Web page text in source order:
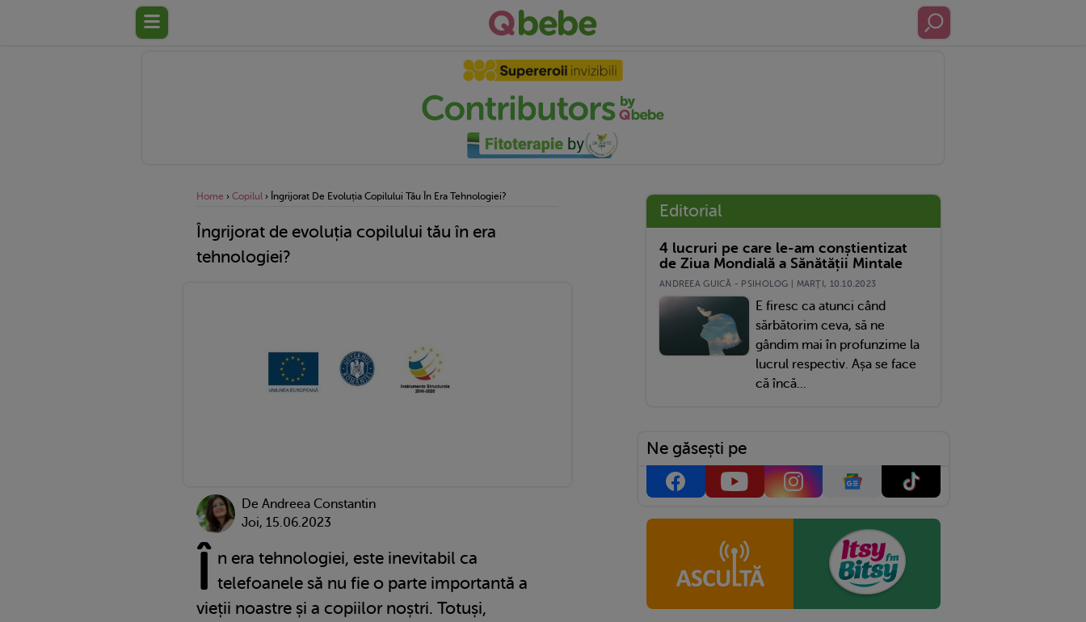
Home › Copilul › Îngrijorat De Evoluția Copilului Tău În Era Tehnologiei?
Îngrijorat de evoluția copilului tău în era
tehnologiei?
De Andreea Constantin
Joi, 15.06.2023
Î n era tehnologiei, este inevitabil ca
telefoanele să nu fie o parte importantă a
vieții noastre și a copiilor noștri. Totuși,
Editorial
4 lucruri pe care le-am conștientizat
de Ziua Mondială a Sănătății Mintale
ANDREEA GUICĂ - PSIHOLOG | MARŢI, 10.10.2023
E firesc ca atunci când
sărbătorim ceva, să ne
gândim mai în profunzime la
lucrul respectiv. Așa se face
că încă...
Ne găsești pe